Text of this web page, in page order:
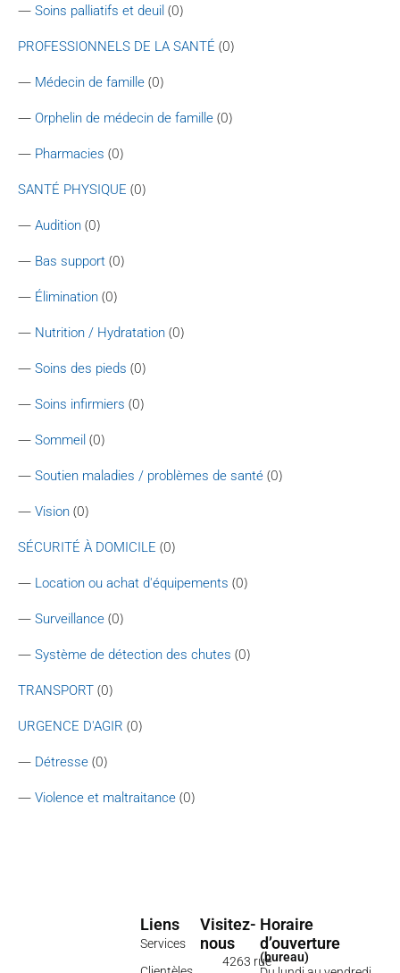
— Soins palliatifs et deuil (0)
PROFESSIONNELS DE LA SANTÉ (0)
— Médecin de famille (0)
— Orphelin de médecin de famille (0)
— Pharmacies (0)
SANTÉ PHYSIQUE (0)
— Audition (0)
— Bas support (0)
— Élimination (0)
— Nutrition / Hydratation (0)
— Soins des pieds (0)
— Soins infirmiers (0)
— Sommeil (0)
— Soutien maladies / problèmes de santé (0)
— Vision (0)
SÉCURITÉ À DOMICILE (0)
— Location ou achat d'équipements (0)
— Surveillance (0)
— Système de détection des chutes (0)
TRANSPORT (0)
URGENCE D'AGIR (0)
— Détresse (0)
— Violence et maltraitance (0)
Liens
Services
Visitez-
nous
4263 rue
Horaire
d’ouverture
(bureau)